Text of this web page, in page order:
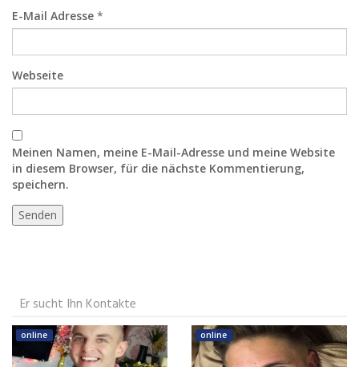
E-Mail Adresse *
Webseite
Meinen Namen, meine E-Mail-Adresse und meine Website
in diesem Browser, für die nächste Kommentierung,
speichern.
Er sucht Ihn Kontakte
online online